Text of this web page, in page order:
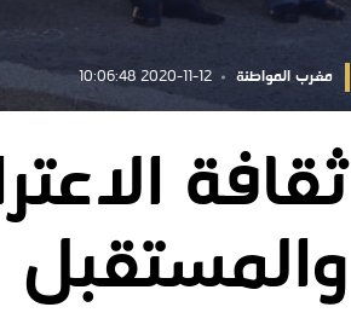
مغرب المواطنة 2020-11-12 10:06:48
ثقافة
والمستقبل